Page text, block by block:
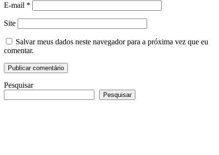
E-mail *
Site
Salvar meus dados neste navegador para a próxima vez que eu
comentar.
Pesquisar
Pesquisar